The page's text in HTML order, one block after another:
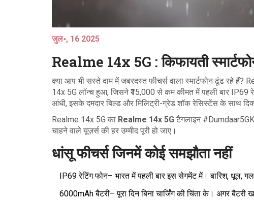
जुल॰, 16 2025
Realme 14x 5G : किफायती
क्या आप भी सस्ते दाम में जबरदस्त फीचर्स वाला स्मार्टफोन ढूंढ रहे हैं?
14x 5G लॉन्च हुआ, जिसने ₹15,000 से कम कीमत में पहली बार IP69
आंधी, इसके दमदार बिल्ड और मिलिट्री-ग्रेड शॉक रेसिस्टेंस के साथ
Realme 14x 5G का Realme 14x 5G टैगलाइन
चाहने वाले यूज़र्स की हर उम्मीद पूरी हो जाए।
धांसू फीचर्स जिनमें कोई समझौता नहीं
IP69 रेटिंग फोन– भारत में पहली बार इस सेगमेंट में। बारिश, धूल,
6000mAh बैटरी– पूरा दिन बिना चार्जिंग की चिंता के। अगर बैटरी